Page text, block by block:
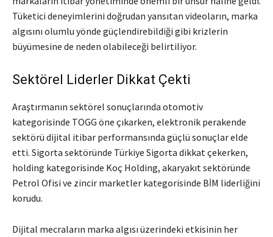
Tüketici deneyimlerini doğrudan yansıtan videoların, marka
algısını olumlu yönde güçlendirebildiği gibi krizlerin
büyümesine de neden olabileceği belirtiliyor.
Sektörel Liderler Dikkat Çekti
Araştırmanın sektörel sonuçlarında otomotiv
kategorisinde TOGG öne çıkarken, elektronik perakende
sektörü dijital itibar performansında güçlü sonuçlar elde
etti. Sigorta sektöründe Türkiye Sigorta dikkat çekerken,
holding kategorisinde Koç Holding, akaryakıt sektöründe
Petrol Ofisi ve zincir marketler kategorisinde BİM liderliğini
korudu.
Dijital mecraların marka algısı üzerindeki etkisinin her